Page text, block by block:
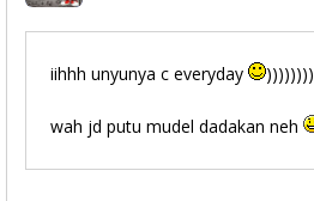
iihhh unyunya c everyday ))))))))
wah jd putu mudel dadakan neh